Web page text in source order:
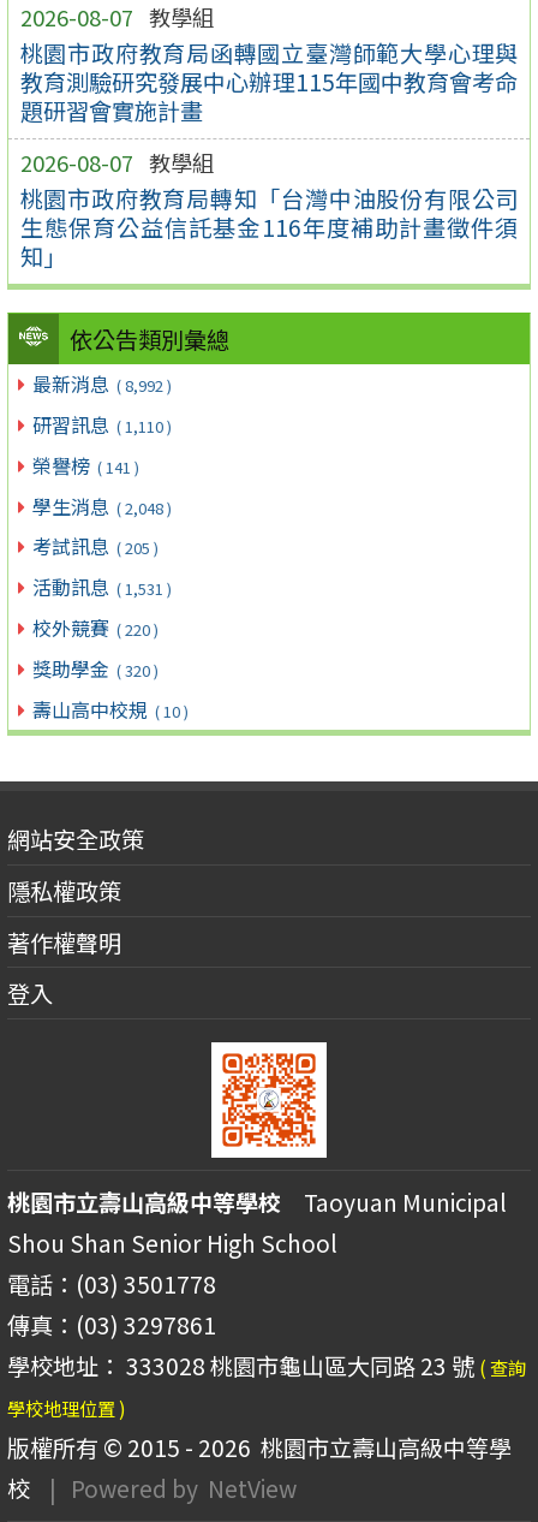
2026-08-07 教學組
桃園市政府教育局函轉國立臺灣師範大學心理與
教育測驗研究發展中心辦理115年國中教育會考命
題研習會實施計畫
2026-08-07 教學組
桃園市政府教育局轉知「台灣中油股份有限公司
生態保育公益信託基金116年度補助計畫徵件須
知」
依公告類別彙總
最新消息 ( 8,992 )
研習訊息 ( 1,110 )
榮譽榜 ( 141 )
學生消息 ( 2,048 )
考試訊息 ( 205 )
活動訊息 ( 1,531 )
校外競賽 ( 220 )
獎助學金 ( 320 )
壽山高中校規 ( 10 )
網站安全政策
隱私權政策
著作權聲明
登入
桃園市立壽山高級中等學校 Taoyuan Municipal
Shou Shan Senior High School
電話：(03) 3501778
傳真：(03) 3297861
學校地址： 333028 桃園市龜山區大同路 23 號 ( 查詢
學校地理位置 )
版權所有 © 2015 - 2026 桃園市立壽山高級中等學
校
| Powered by NetView